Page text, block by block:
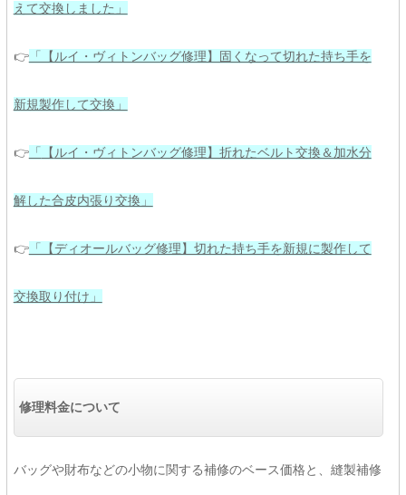
えて交換しました」
👉「【ルイ・ヴィトンバッグ修理】固くなって切れた持ち手を
新規製作して交換」
👉「 【 ルイ・ヴィトンバッグ修理】折れたベルト交換＆加水分
解した合皮内張り交換」
👉「【ディオールバッグ修理】切れた持ち手を新規に製作して
交換取り付け」
修理料金について
バッグや財布などの小物に関する補修のベース価格と、縫製補修